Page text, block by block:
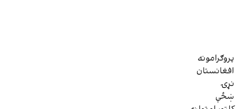
پروګرامونه
افغانستان
نړۍ
ښځې